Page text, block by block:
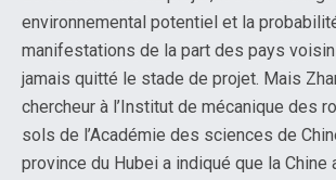
environnemental potentiel et la
manifestations de la part des pays
jamais quitté le stade de projet. Mais
chercheur à l’Institut de mécanique des
sols de l’Académie des sciences de
province du Hubei a indiqué que la Chine